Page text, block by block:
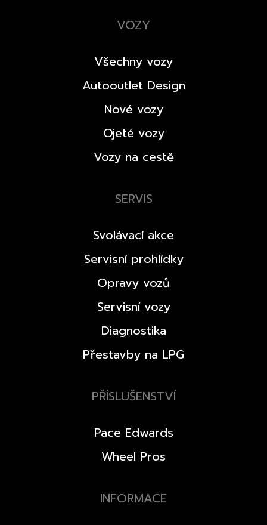
VOZY
Všechny vozy
Autooutlet Design
Nové vozy
Ojeté vozy
Vozy na cestě
SERVIS
Svolávací akce
Servisní prohlídky
Opravy vozů
Servisní vozy
Diagnostika
Přestavby na LPG
PŘÍSLUŠENSTVÍ
Pace Edwards
Wheel Pros
INFORMACE